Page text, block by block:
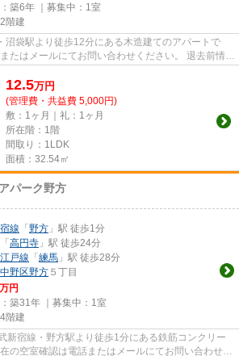
築6年 ｜募集中： 1室
階建
沼袋駅より徒歩12分にある木造建てのアパートで
12.5万円
(管理費・共益費 5,000円)
敷：1ヶ月｜礼：1ヶ月
所在階：1階
間取り：1LDK
面積：32.54㎡
パーク野方
線 「 野方 」駅 徒歩1分
「 高円寺 」駅 徒歩24分
戸線 「 練馬 」駅 徒歩28分
中野区野方 ５丁目
万円
築31年 ｜募集中： 1室
階建
新宿線・野方駅より徒歩1分にある鉄筋コンクリー